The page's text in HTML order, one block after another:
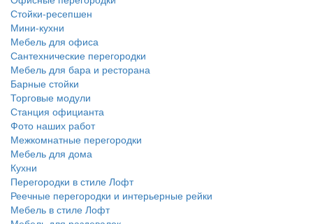
Стойки-ресепшен
Мини-кухни
Мебель для офиса
Сантехнические перегородки
Мебель для бара и ресторана
Барные стойки
Торговые модули
Станция официанта
Фото наших работ
Межкомнатные перегородки
Мебель для дома
Кухни
Перегородки в стиле Лофт
Реечные перегородки и интерьерные рейки
Мебель в стиле Лофт